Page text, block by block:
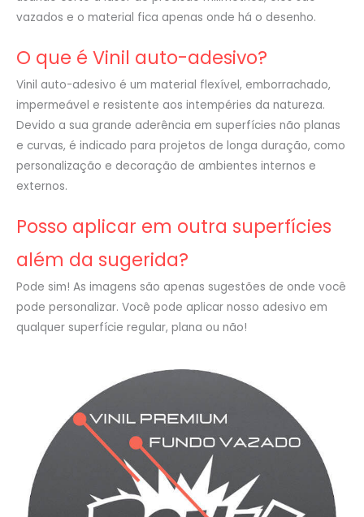
vazados e o material fica apenas onde há o desenho.
O que é Vinil auto-adesivo?
Vinil auto-adesivo é um material flexível, emborrachado,
impermeável e resistente aos intempéries da natureza.
Devido a sua grande aderência em superfícies não planas
e curvas, é indicado para projetos de longa duração, como
personalização e decoração de ambientes internos e
externos.
Posso aplicar em outra superfícies
além da sugerida?
Pode sim! As imagens são apenas sugestões de onde você
pode personalizar. Você pode aplicar nosso adesivo em
qualquer superfície regular, plana ou não!